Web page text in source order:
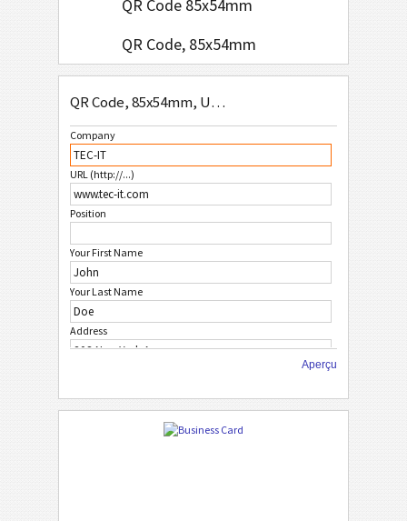
QR Code 85x54mm
QR Code, 85x54mm
QR Code Only, 85x54mm
QR Code or Data Matrix, 85x54mm
M MECARD
B
D DES FRUITS
N
S STYLE ASIATIQUE
QR Code, 85x54mm, US-Address Format
Company
URL (http://...)
Position
Your First Name
Your Last Name
Address
City
Aperçu